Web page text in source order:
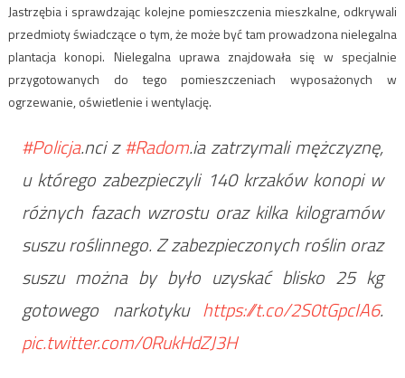
Jastrzębia i sprawdzając kolejne pomieszczenia mieszkalne, odkrywali
przedmioty świadczące o tym, że może być tam prowadzona nielegalna
plantacja konopi. Nielegalna uprawa znajdowała się w specjalnie
przygotowanych do tego pomieszczeniach wyposażonych w
ogrzewanie, oświetlenie i wentylację.
#Policja.nci z#Radom.ia zatrzymali mężczyznę,
u którego zabezpieczyli 140 krzaków konopi w
różnych fazach wzrostu oraz kilka kilogramów
suszu roślinnego. Z zabezpieczonych roślin oraz
suszu można by było uzyskać blisko 25 kg
gotowego narkotyku https://t.co/2S0tGpcIA6.
pic.twitter.com/0RukHdZJ3H